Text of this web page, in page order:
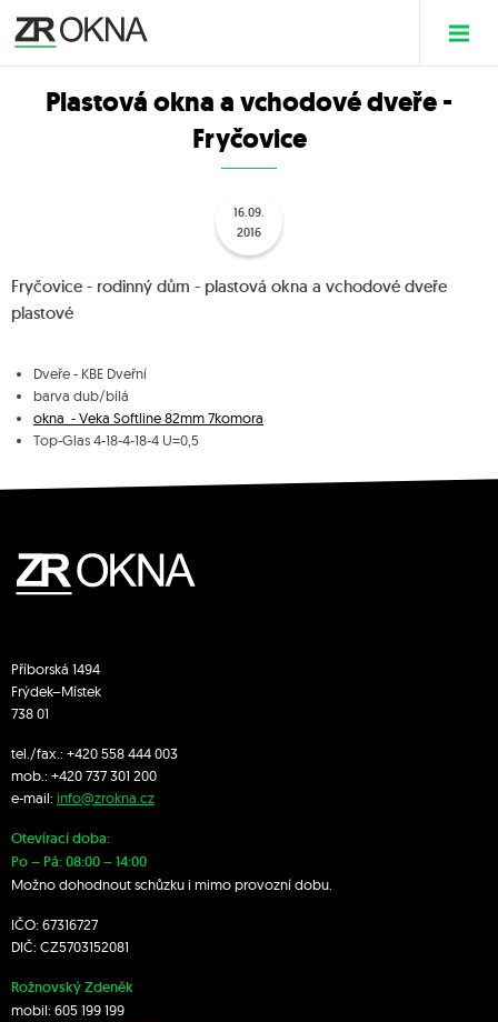
Plastová okna a vchodové dveře -
Fryčovice
16.09.
2016
Fryčovice - rodinný dům - plastová okna a vchodové dveře
plastové
Dveře - KBE Dveřní
barva dub/bílá
okna - Veka Softline 82mm 7komora
Top-Glas 4-18-4-18-4 U=0,5
Příborská 1494
Frýdek–Místek
738 01
tel./fax.: +420 558 444 003
mob.: +420 737 301 200
e-mail: info@zrokna.cz
Otevírací doba:
Po – Pá: 08:00 – 14:00
Možno dohodnout schůzku i mimo provozní dobu.
IČO: 67316727
DIČ: CZ5703152081
Rožnovský Zdeněk
mobil: 605 199 199